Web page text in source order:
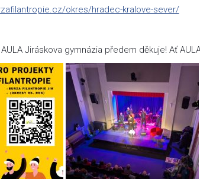
okres/hradec-kralove-sever/
Jiráskova gymnázia předem děkuje! Ať